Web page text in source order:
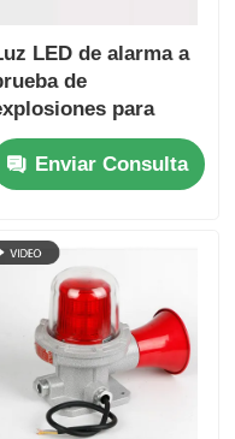
LED de alarma a
de
para
Zona 1 y Zona 2
Enviar Consulta